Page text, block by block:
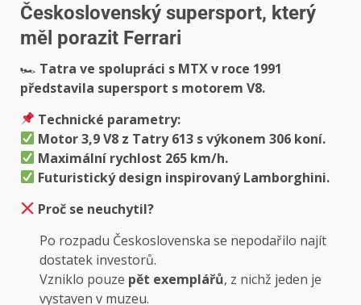
Československý supersport, který
měl porazit Ferrari
🏎 Tatra ve spolupráci s MTX v roce 1991
představila supersport s motorem V8.
Technické parametry:
Motor 3,9 V8 z Tatry 613 s výkonem 306 koní.
Maximální rychlost 265 km/h.
Futuristický design inspirovaný Lamborghini.
Proč se neuchytil?
Po rozpadu Československa se nepodařilo najít
dostatek investorů.
Vzniklo pouze pět exemplářů, z nichž jeden je
vystaven v muzeu.